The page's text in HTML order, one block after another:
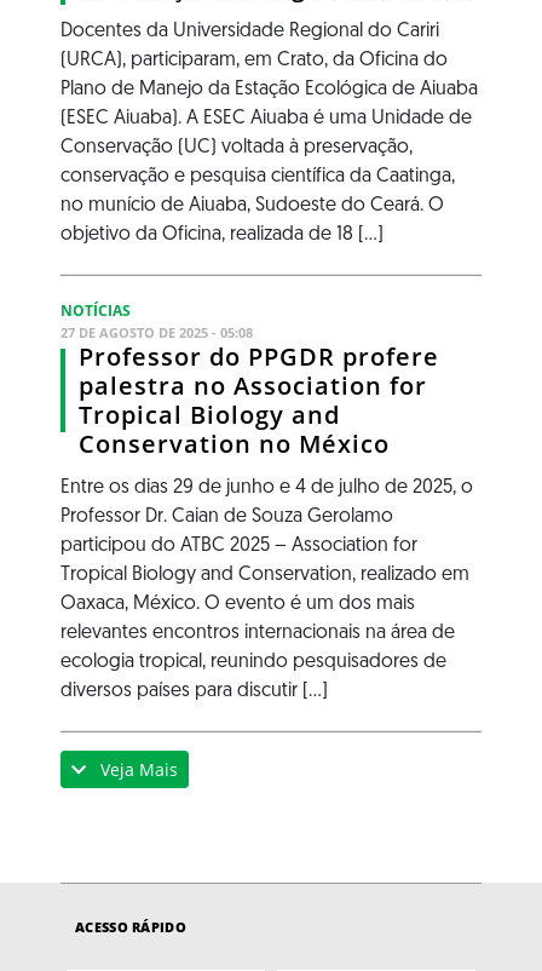
Docentes da Universidade Regional do Cariri
(URCA), participaram, em Crato, da Oficina do
Plano de Manejo da Estação Ecológica de Aiuaba
(ESEC Aiuaba). A ESEC Aiuaba é uma Unidade de
Conservação (UC) voltada à preservação,
conservação e pesquisa científica da Caatinga,
no munício de Aiuaba, Sudoeste do Ceará. O
objetivo da Oficina, realizada de 18 [...]
NOTÍCIAS
27 DE AGOSTO DE 2025 - 05:08
Professor do PPGDR profere
palestra no Association for
Tropical Biology and
Conservation no México
Entre os dias 29 de junho e 4 de julho de 2025, o
Professor Dr. Caian de Souza Gerolamo
participou do ATBC 2025 – Association for
Tropical Biology and Conservation, realizado em
Oaxaca, México. O evento é um dos mais
relevantes encontros internacionais na área de
ecologia tropical, reunindo pesquisadores de
diversos países para discutir [...]
Veja Mais
ACESSO RÁPIDO